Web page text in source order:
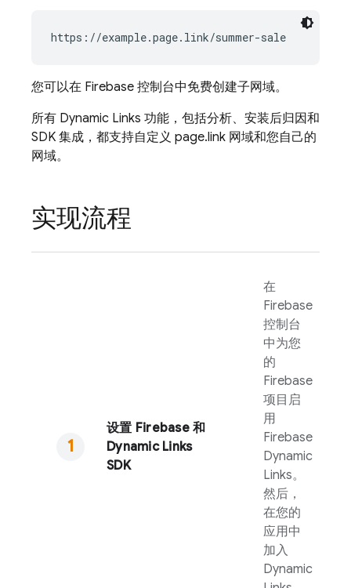
https://example.page.link/summer-sale
您可以在 Firebase 控制台中免费创建子网域。
所有 Dynamic Links 功能，包括分析、安装后归因和
SDK 集成，都支持自定义 page.link 网域和您自己的
网域。
实现流程
设置 Firebase 和
Dynamic Links
SDK
在
Firebase
控制台
中为您
的
Firebase
项目启
用
Firebase
Dynamic
Links。
然后，
在您的
应用中
加入
Dynamic